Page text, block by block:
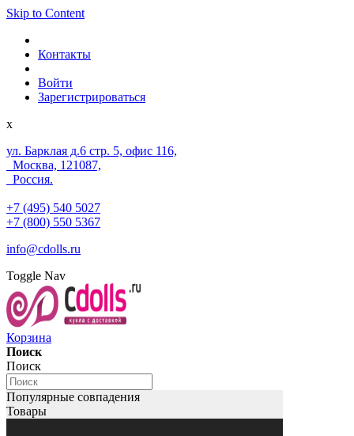
Skip to Content
Контакты
Войти
Зарегистрироваться
x
ул. Барклая д.6 стр. 5, офис 116,
Москва, 121087,
Россия.
+7 (495) 540 5027
+7 (800) 550 5367
info@cdolls.ru
Toggle Nav
Корзина
Поиск
Поиск
Популярные совпадения
Товары